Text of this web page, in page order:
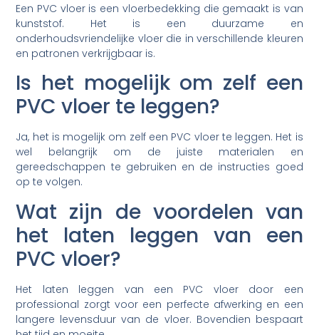
Een PVC vloer is een vloerbedekking die gemaakt is van
kunststof. Het is een duurzame en
onderhoudsvriendelijke vloer die in verschillende kleuren
en patronen verkrijgbaar is.
Is het mogelijk om zelf een
PVC vloer te leggen?
Ja, het is mogelijk om zelf een PVC vloer te leggen. Het is
wel belangrijk om de juiste materialen en
gereedschappen te gebruiken en de instructies goed
op te volgen.
Wat zijn de voordelen van
het laten leggen van een
PVC vloer?
Het laten leggen van een PVC vloer door een
professional zorgt voor een perfecte afwerking en een
langere levensduur van de vloer. Bovendien bespaart